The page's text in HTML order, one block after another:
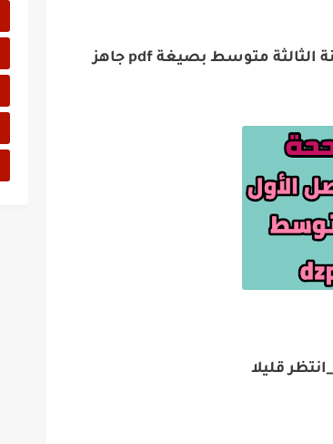
4 فروض مصححة في الرياضيات الفصل الأول السنة الثالثة متوسط بصيغة pdf جاهز
قليلا